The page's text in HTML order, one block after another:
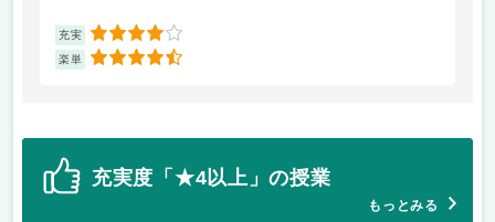
充実 4
楽単 4.5
充実度「★4以上」の授業
もっとみる